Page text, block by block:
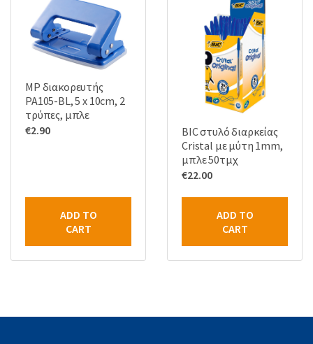
MP διακορευτής
PA105-BL, 5 x 10cm, 2
τρύπες, μπλε
€2.90
ADD TO
CART
BIC στυλό διαρκείας
Cristal με μύτη 1mm,
μπλε 50τμχ
€22.00
ADD TO
CART